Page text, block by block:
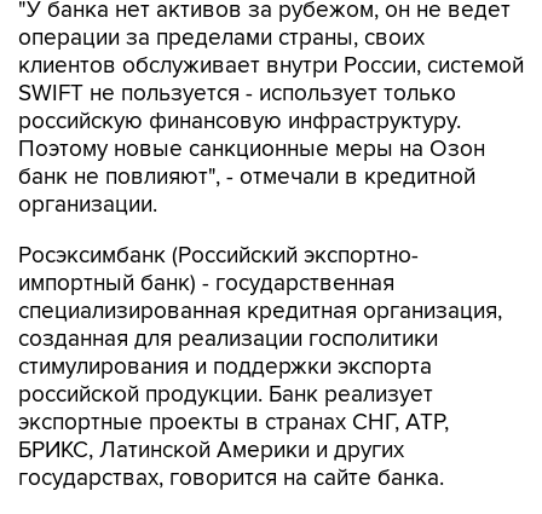
"У банка нет активов за рубежом, он не ведет
операции за пределами страны, своих
клиентов обслуживает внутри России, системой
SWIFT не пользуется - использует только
российскую финансовую инфраструктуру.
Поэтому новые санкционные меры на Озон
банк не повлияют", - отмечали в кредитной
организации.
Росэксимбанк (Российский экспортно-
импортный банк) - государственная
специализированная кредитная организация,
созданная для реализации госполитики
стимулирования и поддержки экспорта
российской продукции. Банк реализует
экспортные проекты в странах СНГ, АТР,
БРИКС, Латинской Америки и других
государствах, говорится на сайте банка.